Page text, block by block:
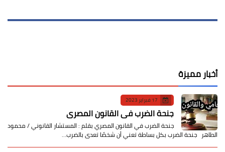
أخبار مميزة
17 فبراير 2023
جنحة الضرب في القانون المصري
جنحة الضرب في القانون المصري بقلم : المستشار القانوني / محمود
الطاهر جنحة الضرب بكل بساطة تعني أن شخصًا تعدى بالضرب…